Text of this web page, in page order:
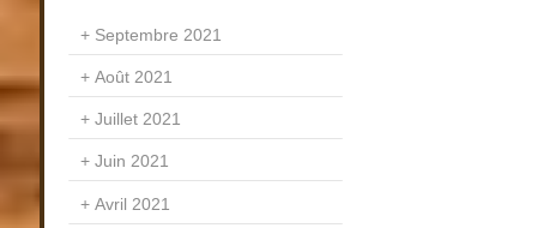
Septembre 2021
Août 2021
Juillet 2021
Juin 2021
Avril 2021